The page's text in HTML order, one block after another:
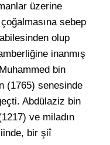
üzerine
sebep
olup
inanmış
bin
(1765) senesinde
Abdülaziz bin
ve miladın
bir şiî